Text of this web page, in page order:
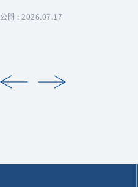
公開 : 2026.07.17